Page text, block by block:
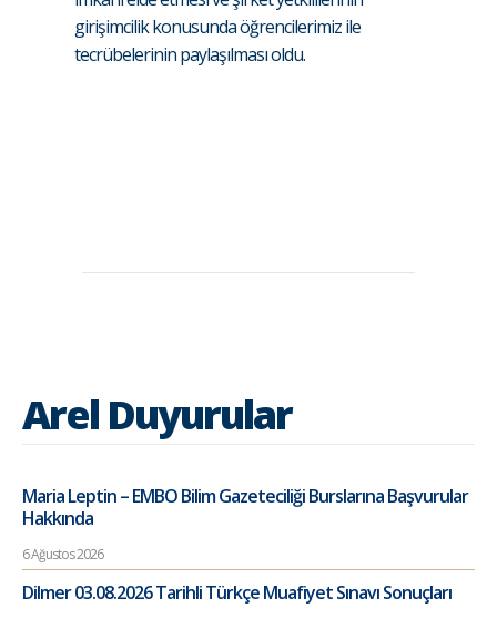
girişimcilik konusunda öğrencilerimiz ile
tecrübelerinin paylaşılması oldu.
Arel Duyurular
Maria Leptin – EMBO Bilim Gazeteciliği Burslarına Başvurular
Hakkında
6 Ağustos 2026
Dilmer 03.08.2026 Tarihli Türkçe Muafiyet Sınavı Sonuçları